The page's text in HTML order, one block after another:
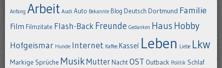
Anfang Arbeit Audi Auto Bekannte Blog Deutsch Dortmund Familie
Film Filmzitate Flash-BackFreunde Gedanken Haus Hobby
Hofgeismar Hunde Internet Kaffee Kassel Leben Liebe Lkw
Markige Sprüche MusikMutter NachtOST Outback Politik Schlaf